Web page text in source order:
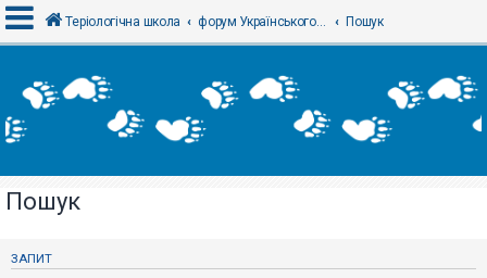
х
і
Р
с
Теріологічна школа форум Українського теріологічного товариства Пошук
Пошук
ЗАПИТ